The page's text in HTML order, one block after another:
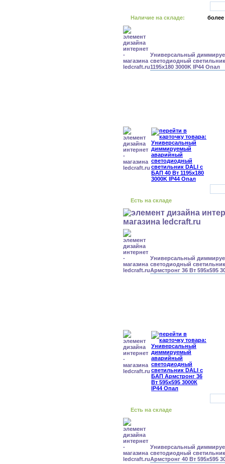
Наличие на складе: более
Универсальный
светодиодный
1195x180 3000K IP44 Опал
Есть на складе
Универсальный
светодиодный
Армстронг 36 Вт 595x595
Есть на складе
Универсальный
светодиодный
Армстронг 40 Вт 595x595